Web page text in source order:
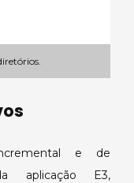
e de
aplicação E3,